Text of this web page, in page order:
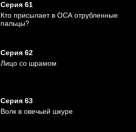
Серия 61
Кто присылает в ОСА отрубленные
пальцы?
Серия 62
Лицо со шрамом
Серия 63
Волк в овечьей шкуре